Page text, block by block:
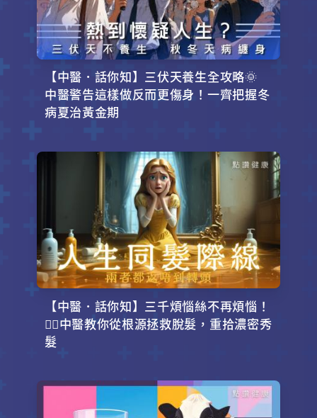
【中醫．話你知】三伏天養生全攻略🌞
中醫警告這樣做反而更傷身！一齊把握冬
病夏治黃金期
【中醫．話你知】三千煩惱絲不再煩惱！
💇‍♂️中醫教你從根源拯救脫髮，重拾濃密秀
髮